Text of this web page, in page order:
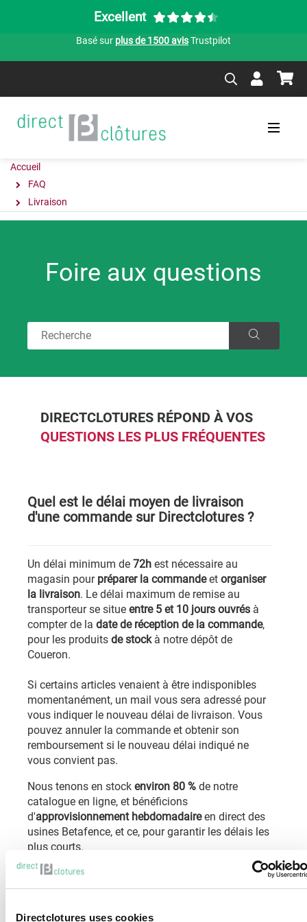
Directclotures uses cookies
Excellent
Basé sur plus de 1500 avisTrustpilot
Accueil
FAQ
Livraison
Foire aux questions
DIRECTCLOTURES RÉPOND À VOS
QUESTIONS LES PLUS FRÉQUENTES
Quel est le délai moyen de livraison
d'une commande sur Directclotures ?
Un délai minimum de 72h est nécessaire au
magasin pour préparer la commandeet organiser
la livraison. Le délai maximum de remise au
transporteur se situe entre 5 et 10 jours ouvrés à
compter de la date de réception de la commande,
pour les produits de stockà notre dépôt de
Coueron.
Si certains articles venaient à être indisponibles
momentanément, un mail vous sera adressé pour
vous indiquer le nouveau délai de livraison. Vous
pouvez annuler la commande et obtenir son
remboursement si le nouveau délai indiqué ne
vous convient pas.
Nous tenons en stock environ 80 % de notre
catalogue en ligne, et bénéficions
d'approvisionnement hebdomadaireen direct des
usines Betafence, et ce, pour garantir les délais les
plus courts.